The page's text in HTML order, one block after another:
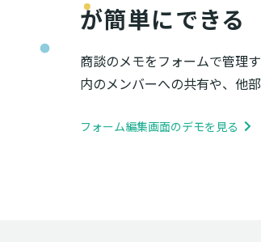
が簡単にできる
商談のメモをフォームで管理
内のメンバーへの共有や、他
フォーム編集画面のデモを見る